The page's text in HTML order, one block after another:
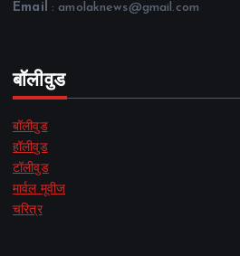
Email : amolaknews@gmail.com
बॉलीवुड
बॉलीवुड
हॉलीवुड
टॉलीवुड
मार्वल मूवीज
चरित्र